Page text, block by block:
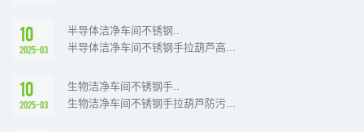
10
2025-03
半导体洁净车间不锈钢..
半导体洁净车间不锈钢手拉葫芦高...
10
2025-03
生物洁净车间不锈钢手..
生物洁净车间不锈钢手拉葫芦防污...